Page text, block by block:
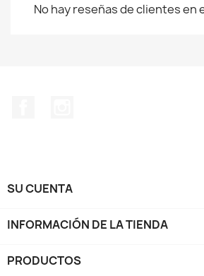
No hay reseñas de clientes en
SU CUENTA
INFORMACIÓN DE LA TIENDA
PRODUCTOS